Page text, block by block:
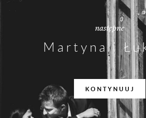
następne
Martyna i
KONTYNUUJ